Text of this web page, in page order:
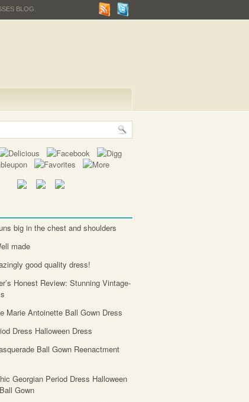
BLOG.
big in the chest and shoulders
made
good quality dress!
Honest Review: Stunning Vintage-
Marie Antoinette Ball Gown Dress
Dress Halloween Dress
Ball Gown Reenactment
Georgian Period Dress Halloween
Gown